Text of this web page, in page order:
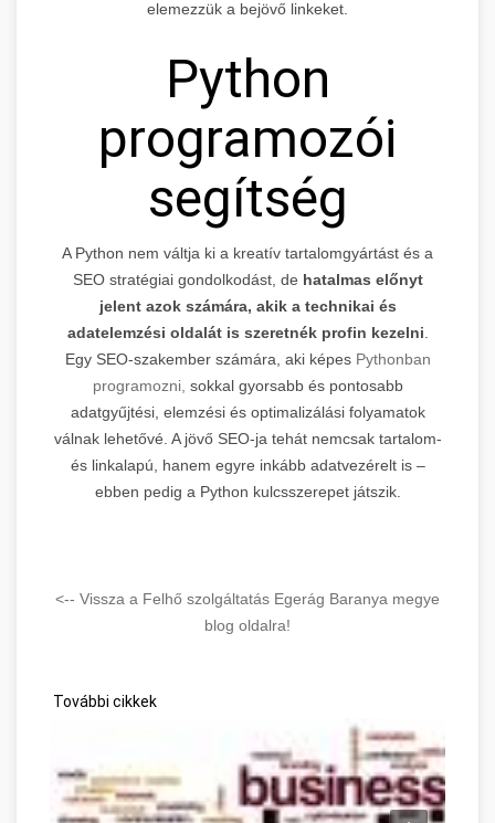
elemezzük a bejövő linkeket.
Python
programozói
segítség
A Python nem váltja ki a kreatív tartalomgyártást és a
SEO stratégiai gondolkodást, de hatalmas előnyt
jelent azok számára, akik a technikai és
adatelemzési oldalát is szeretnék profin kezelni
Egy SEO-szakember számára, aki képes Pythonban
programozni, sokkal gyorsabb és pontosabb
adatgyűjtési, elemzési és optimalizálási folyamatok
válnak lehetővé. A jövő SEO-ja tehát nemcsak tartalom-
és linkalapú, hanem egyre inkább adatvezérelt is –
ebben pedig a Python kulcsszerepet játszik.
<-- Vissza a Felhő szolgáltatás Egerág Baranya megye
blog oldalra!
További cikkek